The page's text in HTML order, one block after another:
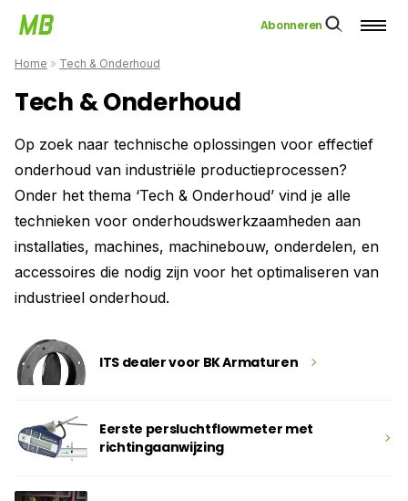
Abonneren
Home » Tech & Onderhoud
Tech & Onderhoud
Op zoek naar technische oplossingen voor effectief
onderhoud van industriële productieprocessen?
Onder het thema ‘Tech & Onderhoud’ vind je alle
technieken voor onderhoudswerkzaamheden aan
installaties, machines, machinebouw, onderdelen, en
accessoires die nodig zijn voor het optimaliseren van
industrieel onderhoud.
ITS dealer voor BK Armaturen
Eerste persluchtflowmeter met
richtingaanwijzing